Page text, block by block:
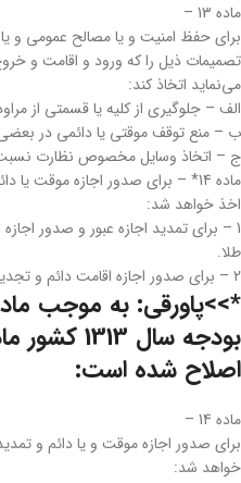
‌ماده 13 –
برای حفظ امنیت و یا مصالح عمومی و
تصمیمات ذیل را که ورود و اقامت و
می‌نماید اتخاذ کند:
‌الف – جلوگیری از کلیه یا قسمتی از
ب – منع توقف موقتی یا دائمی در بعضی
ج – اتخاذ وسایل مخصوص نظارت نسبت
‌ماده 14* – برای صدور اجازه موقت
اخذ خواهد شد:
1 – برای تمدید اجازه عبور و صدور
طلا.
2 – برای صدور اجازه اقامت دائم و تجدید آن معادل دو ریال طلا.
*>>‌پاورقی: به موجب
اصلاح شده است:
‌ماده 14 –
برای صدور اجازه موقت و یا دائم و
خواهد شد: